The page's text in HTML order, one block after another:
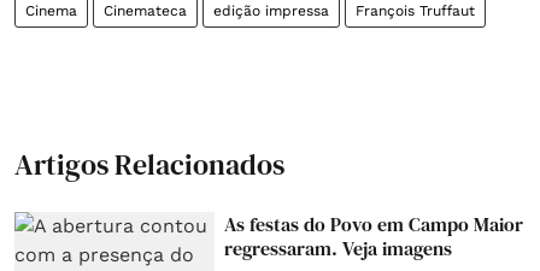
Cinema Cinemateca edição impressa François Truffaut
Artigos Relacionados
As festas do Povo em Campo Maior
regressaram. Veja imagens